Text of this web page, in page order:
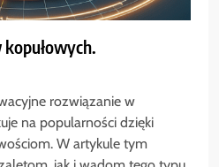
rozwiązanie w
na popularności dzięki
W artykule tym